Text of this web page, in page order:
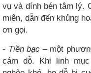
vụ và dính bén tâm lý.
miên, dẫn đến khủng
ơn gọi.
- Tiền bạc – một
cám dỗ. Khi linh